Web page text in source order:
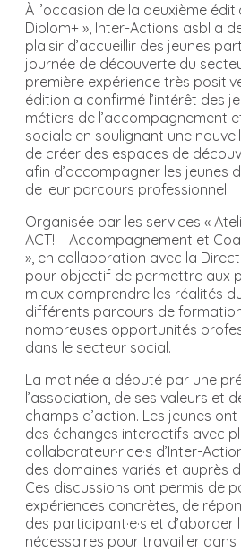
À l’occasion de la deuxième
Diplom+ », Inter-Actions asbl a
plaisir d’accueillir des jeunes
journée de découverte du
première expérience très
édition a confirmé l’intérêt des
métiers de l’accompagnement
sociale en soulignant une
de créer des espaces de
afin d’accompagner les jeunes
de leur parcours professionnel.
Organisée par les services «
ACT! – Accompagnement et
», en collaboration avec la
pour objectif de permettre aux
mieux comprendre les réalités
différents parcours de
nombreuses opportunités
dans le secteur social.
La matinée a débuté par une
l’association, de ses valeurs et
champs d’action. Les jeunes
des échanges interactifs avec
collaborateur·rice·s d’Inter-
des domaines variés et auprès
Ces discussions ont permis de
expériences concrètes, de
des participant·e·s et
nécessaires pour travailler dans